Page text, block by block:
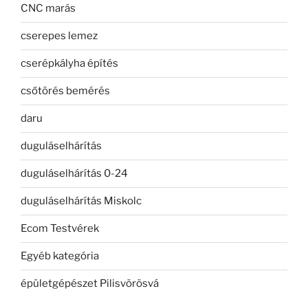
CNC marás
cserepes lemez
cserépkályha építés
csőtörés bemérés
daru
duguláselhárítás
duguláselhárítás 0-24
duguláselhárítás Miskolc
Ecom Testvérek
Egyéb kategória
épületgépészet Pilisvörösvá